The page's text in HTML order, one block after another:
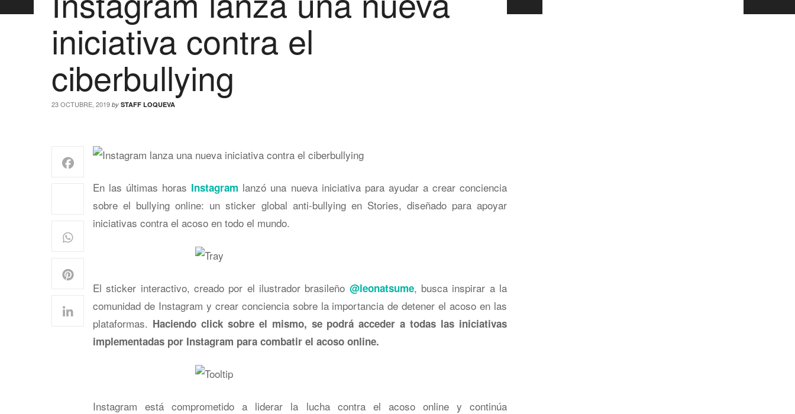
iniciativa contra el
ciberbullying
23 OCTUBRE, 2019 by STAFF LOQUEVA
En las últimas horas Instagram lanzó una nueva iniciativa para ayudar a crear conciencia
sobre el bullying online: un sticker global anti-bullying en Stories, diseñado para apoyar
iniciativas contra el acoso en todo el mundo.
El sticker interactivo, creado por el ilustrador brasileño @leonatsume, busca inspirar a la
comunidad de Instagram y crear conciencia sobre la importancia de detener el acoso en las
plataformas. Haciendo click sobre el mismo, se podrá acceder a todas las iniciativas
implementadas por Instagram para combatir el acoso online.
Instagram está comprometido a liderar la lucha contra el acoso online y continúa